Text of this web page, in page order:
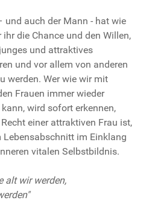
und auch der Mann - hat wie
ihr die Chance und den Willen,
und attraktives
und vor allem von anderen
werden. Wer wie wir mit
Frauen immer wieder
wird sofort erkennen,
einer attraktiven Frau ist,
Lebensabschnitt im Einklang
vitalen Selbstbildnis.
alt wir werden,